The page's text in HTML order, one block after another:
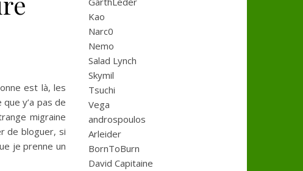
est là, les
y’a pas de
migraine
de bloguer, si
je prenne un
Kao
Narc0
Nemo
Salad Lynch
Skymil
Tsuchi
Vega
androspoulos
Arleider
BornToBurn
David Capitaine